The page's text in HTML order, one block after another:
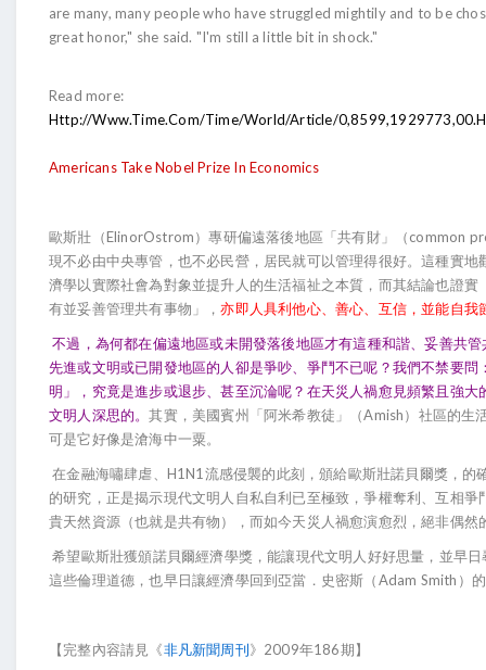
are many, many people who have struggled mightily and to be
great honor," she said. "I'm still a little bit in shock."
Read more:
Http://www.time.com/time/world/article/
Americans Take Nobel Prize In Economics
歐斯壯（ElinorOstrom）專研偏遠落後地區「共有財」（common
現不必由中央專管，也不必民營，居民就可以管理得很好。這種實地
濟學以實際社會為對象並提升人的生活福祉之本質，而其結論也證實
有並妥善管理共有事物」，亦即人具利他心、善心、互信，並能自我
不過，為何都在偏遠地區或未開發落後地區才有這種和諧、妥善共
先進或文明或已開發地區的人卻是爭吵、爭鬥不已呢？我們不禁要問
明」，究竟是進步或退步、甚至沉淪呢？在天災人禍愈見頻繁且強大
文明人深思的。其實，美國賓州「阿米希教徒」（Amish）社區的生
可是它好像是滄海中一粟。
在金融海嘯肆虐、H1N1流感侵襲的此刻，頒給歐斯壯諾貝爾獎，的
的研究，正是揭示現代文明人自私自利已至極致，爭權奪利、互相爭
貴天然資源（也就是共有物），而如今天災人禍愈演愈烈，絕非偶然
希望歐斯壯獲頒諾貝爾經濟學獎，能讓現代文明人好好思量，並早
這些倫理道德，也早日讓經濟學回到亞當．史密斯（Adam Smith）
【完整內容請見《非凡新聞周刊》2009年186期】